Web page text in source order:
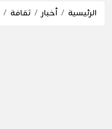
الرئيسية أخبار ثقافة